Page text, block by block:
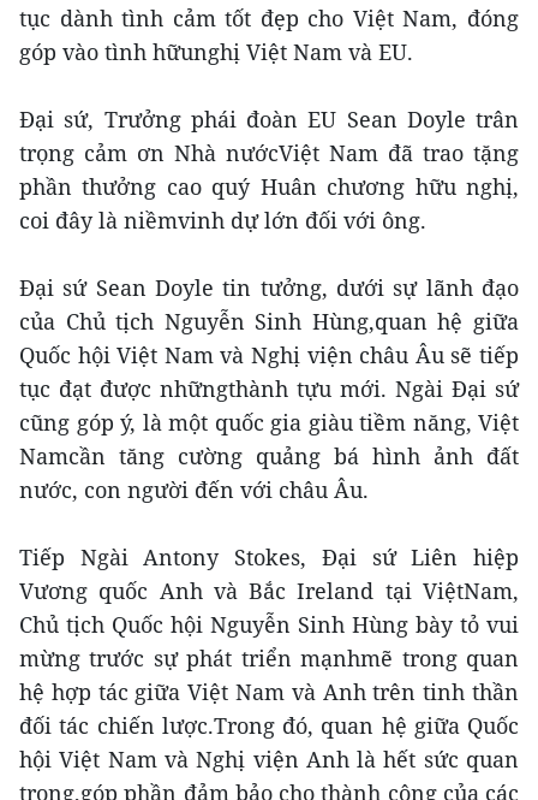
tục dành tình cảm tốt đẹp cho Việt Nam, đóng
góp vào tình hữunghị Việt Nam và EU.
Đại sứ, Trưởng phái đoàn EU Sean Doyle trân
trọng cảm ơn Nhà nướcViệt Nam đã trao tặng
phần thưởng cao quý Huân chương hữu nghị,
coi đây là niềmvinh dự lớn đối với ông.
Đại sứ Sean Doyle tin tưởng, dưới sự lãnh đạo
của Chủ tịch Nguyễn Sinh Hùng,quan hệ giữa
Quốc hội Việt Nam và Nghị viện châu Âu sẽ tiếp
tục đạt được nhữngthành tựu mới. Ngài Đại sứ
cũng góp ý, là một quốc gia giàu tiềm năng, Việt
Namcần tăng cường quảng bá hình ảnh đất
nước, con người đến với châu Âu.
Tiếp Ngài Antony Stokes, Đại sứ Liên hiệp
Vương quốc Anh và Bắc Ireland tại ViệtNam,
Chủ tịch Quốc hội Nguyễn Sinh Hùng bày tỏ vui
mừng trước sự phát triển mạnhmẽ trong quan
hệ hợp tác giữa Việt Nam và Anh trên tinh thần
đối tác chiến lược.Trong đó, quan hệ giữa Quốc
hội Việt Nam và Nghị viện Anh là hết sức quan
trọng,góp phần đảm bảo cho thành công của các